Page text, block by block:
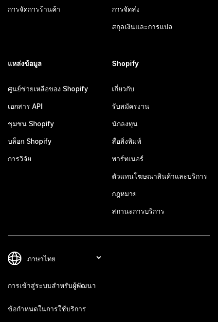
การจัดการร้านค้า การจัดส่ง
สกุลเงินและการแปล
แหล่งข้อมูล
ศูนย์ช่วยเหลือของ Shopify
เอกสาร API
ชุมชน Shopify
บล็อก Shopify
การวิจัย
Shopify
เกี่ยวกับ
รับสมัครงาน
นักลงทุน
สื่อสิ่งพิมพ์
พาร์ทเนอร์
ตัวแทนโฆษณาสินค้าและบริการ
กฎหมาย
สถานะการบริการ
การเข้าสู่ระบบสำหรับผู้พัฒนา
ข้อกำหนดในการใช้บริการ